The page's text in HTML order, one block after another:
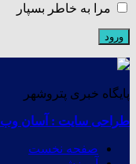
مرا به خاطر بسپار
پایگاه خبری پتروشهر
طراحی سایت : آسان وب
صفحه نخست